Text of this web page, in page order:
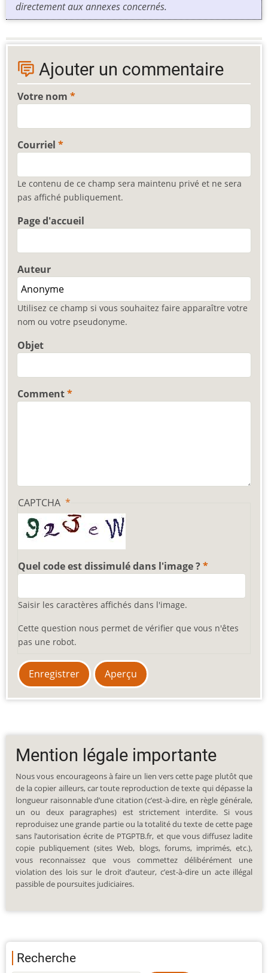
directement aux annexes concernés.
Ajouter un commentaire
Votre nom
Courriel
Le contenu de ce champ sera maintenu privé et ne sera
pas affiché publiquement.
Page d'accueil
Auteur
Utilisez ce champ si vous souhaitez faire apparaître votre
nom ou votre pseudonyme.
Objet
Comment
CAPTCHA
Quel code est dissimulé dans l'image ?
Saisir les caractères affichés dans l'image.
Cette question nous permet de vérifier que vous n'êtes
pas une robot.
Mention légale importante
Nous vous encourageons à faire un lien vers cette page plutôt que
de la copier ailleurs, car toute reproduction de texte qui dépasse la
longueur raisonnable d’une citation (c’est-à-dire, en règle générale,
un ou deux paragraphes) est strictement interdite. Si vous
reproduisez une grande partie ou la totalité du texte de cette page
sans l’autorisation écrite de PTGPTB.fr, et que vous diffusez ladite
copie publiquement (sites Web, blogs, forums, imprimés, etc.),
vous reconnaissez que vous commettez délibérément une
violation des lois sur le droit d’auteur, c’est-à-dire un acte illégal
passible de poursuites judiciaires.
Recherche